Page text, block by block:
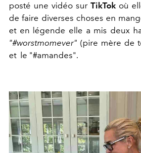
posté une vidéo sur TikTok où
de faire diverses choses en
et en légende elle a mis deux
"#worstmomever" (pire mère de
et le "#amandes".